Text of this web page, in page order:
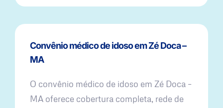
Convênio médico de idoso em Zé Doca –
MA
O convênio médico de idoso em Zé Doca –
MA oferece cobertura completa, rede de